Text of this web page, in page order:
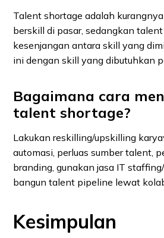
Talent shortage adalah
berskill di pasar, sedangkan
kesenjangan antara skill yang
ini dengan skill yang dibutuhkan
Bagaimana cara
talent shortage?
Lakukan reskilling/upskilling
automasi, perluas sumber talent,
branding, gunakan jasa IT
bangun talent pipeline lewat
Kesimpulan